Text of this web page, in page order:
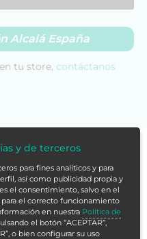
en algunos conceptos
¿qué es labiología
la composición, estructura
Alcalá España
tu store, contáctanos
y de terceros
para fines analíticos y para
así como publicidad propia y
el consentimiento, salvo en el
el correcto funcionamiento
en nuestra Política de
el botón “ACEPTAR”,
o bien configurar su uso